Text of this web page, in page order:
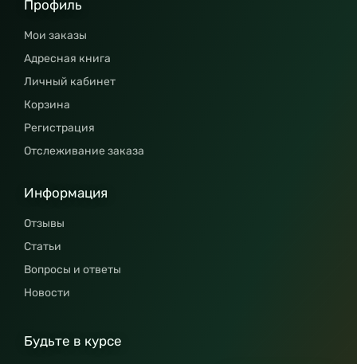
Профиль
Мои заказы
Адресная книга
Личный кабинет
Корзина
Регистрация
Отслеживание заказа
Информация
Отзывы
Статьи
Вопросы и ответы
Новости
Будьте в курсе